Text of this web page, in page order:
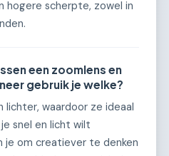
hogere scherpte, zowel in
een zoomlens en
gebruik je welke?
lichter, waardoor ze ideaal
snel en licht wilt
je om creatiever te denken